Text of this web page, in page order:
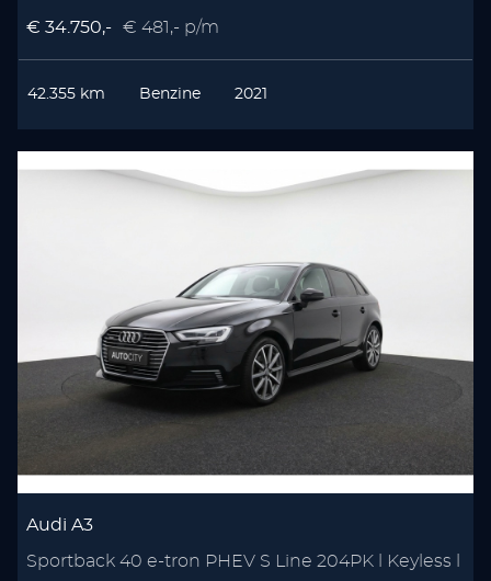
€ 34.750,- € 481,- p/m
42.355 km Benzine 2021
Audi A3
Sportback 40 e-tron PHEV S Line 204PK l Keyless l